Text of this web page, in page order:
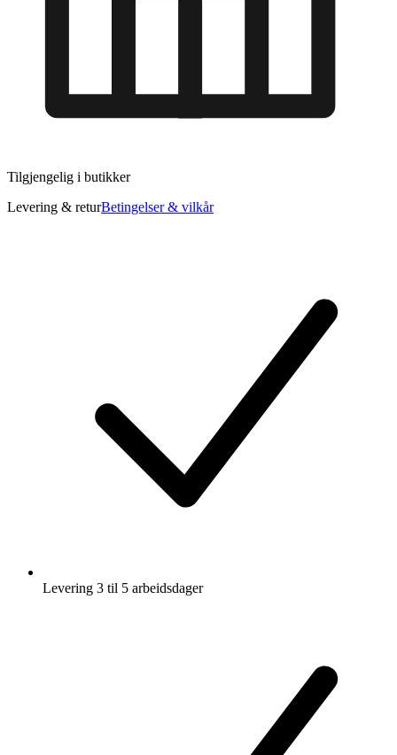
Tilgjengelig i butikker
Levering & returBetingelser & vilkår
Levering 3 til 5 arbeidsdager